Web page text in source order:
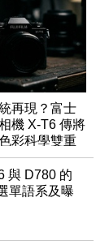
再現？富士
機 X-T6 傳將
彩科學雙重
與 D780 的
單語系及曝